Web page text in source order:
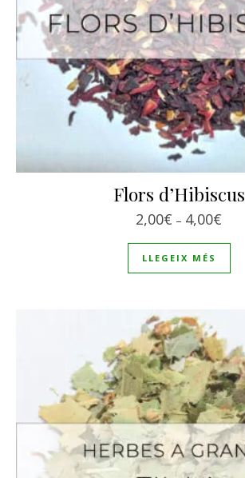
Flors d’Hibiscus
2,00€ – 4,00€
LLEGEIX MÉS